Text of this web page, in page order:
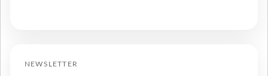
NEWSLETTER